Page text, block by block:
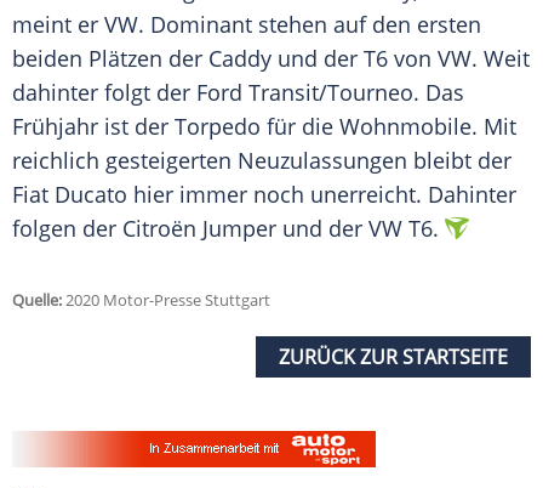
meint er VW. Dominant stehen auf den ersten
beiden Plätzen der Caddy und der T6 von VW. Weit
dahinter folgt der Ford Transit/Tourneo. Das
Frühjahr ist der Torpedo für die Wohnmobile. Mit
reichlich gesteigerten Neuzulassungen bleibt der
Fiat Ducato hier immer noch unerreicht. Dahinter
folgen der Citroën Jumper und der VW T6.
Quelle:2020 Motor-Presse Stuttgart
ZURÜCK ZUR STARTSEITE